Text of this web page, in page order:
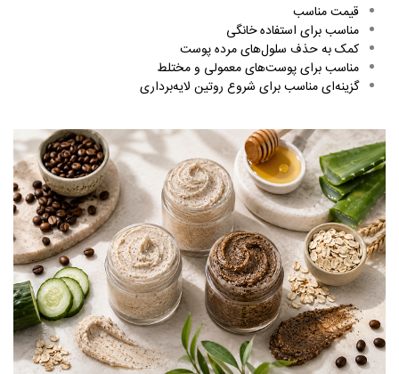
قیمت مناسب
مناسب برای استفاده خانگی
کمک به حذف سلول‌های مرده پوست
مناسب برای پوست‌های معمولی و مختلط
گزینه‌ای مناسب برای شروع روتین لایه‌برداری